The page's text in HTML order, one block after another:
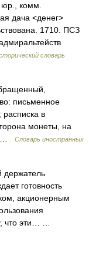
комм.
дача <денег>
1710. ПСЗ
словарь
письменное
расписка в
монеты, на
…
Словарь иностранных
держатель
готовность
акционерным
что эти… …